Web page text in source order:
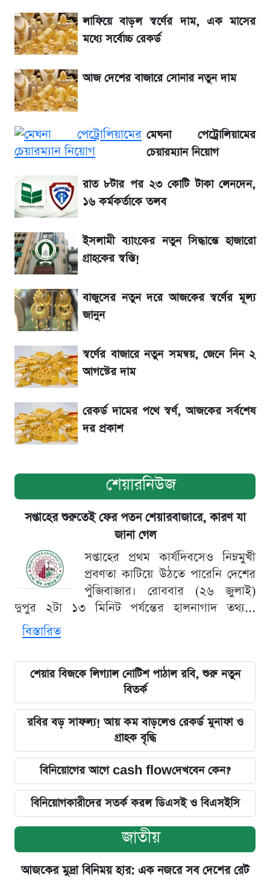
হাসিনাকে! এরপর যা ঘটল...
আগামী ৪ দিনের আবহাওয়া নিয়ে বড় সতর্কবার্তা
লিটনকে নিয়ে টিম ম্যানেজমেন্টের নতুন পরিকল্পনা
আগামীকালই স্পষ্ট হবে এসএসসি ফল প্রকাশের
তারিখ
সাকিবের বাড়িতে হামলা নিয়ে মুখ খুললেন দিলীপ
ঘোষ
শেখ হাসিনার দেশে ফেরা নিয়ে যা বললেন রুমিন
ফারহানা
রেকর্ড
৬ আগস্ট দেশের বাজারে স্বর্ণের দাম
শেখ হাসিনার বক্তব্য ঘিরে ভারতকে কড়া বার্তা
বাংলাদেশের
লাফিয়ে বাড়ল স্বর্ণের দাম, এক মাসের
মধ্যে সর্বোচ্চ রেকর্ড
আজ দেশের বাজারে সোনার নতুন দাম
মেঘনা পেট্রোলিয়ামের
চেয়ারম্যান নিয়োগ
রাত ৮টার পর ২৩ কোটি টাকা লেনদেন,
১৬ কর্মকর্তাকে তলব
ইসলামী ব্যাংকের নতুন সিদ্ধান্তে হাজারো
গ্রাহকের স্বস্তি!
বাজুসের নতুন দরে আজকের স্বর্ণের মূল্য
জানুন
স্বর্ণের বাজারে নতুন সমন্বয়, জেনে নিন ২
আগস্টের দাম
রেকর্ড দামের পথে স্বর্ণ, আজকের সর্বশেষ
দর প্রকাশ
শেয়ারনিউজ
সপ্তাহের শুরুতেই ফের পতন শেয়ারবাজারে, কারণ যা
জানা গেল
সপ্তাহের প্রথম কার্যদিবসেও নিম্নমুখী
প্রবণতা কাটিয়ে উঠতে পারেনি দেশের
পুঁজিবাজার। রোববার (২৬ জুলাই)
দুপুর ২টা ১৩ মিনিট পর্যন্তের হালনাগাদ তথ্য...
বিস্তারিত
শেয়ার বিজকে লিগ্যাল নোটিশ পাঠাল রবি, শুরু নতুন
বিতর্ক
রবির বড় সাফল্য! আয় কম বাড়লেও রেকর্ড মুনাফা ও
গ্রাহক বৃদ্ধি
বিনিয়োগের আগে cash flowদেখবেন কেন?
বিনিয়োগকারীদের সতর্ক করল ডিএসই ও বিএসইসি
জাতীয়
আজকের মুদ্রা বিনিময় হার: এক নজরে সব দেশের রেট